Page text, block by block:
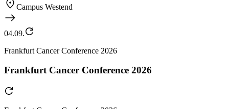
Campus Westend
04.09.
Frankfurt Cancer Conference 2026
Frankfurt Cancer Conference 2026